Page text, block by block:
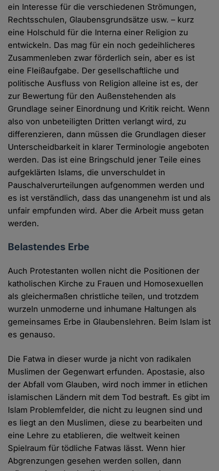
ein Interesse für die verschiedenen Strömungen,
Rechtsschulen, Glaubensgrundsätze usw. – kurz
eine Holschuld für die Interna einer Religion zu
entwickeln. Das mag für ein noch gedeihlicheres
Zusammenleben zwar förderlich sein, aber es ist
eine Fleißaufgabe. Der gesellschaftliche und
politische Ausfluss von Religion alleine ist es, der
zur Bewertung für den Außenstehenden als
Grundlage seiner Einordnung und Kritik reicht. Wenn
also von unbeteiligten Dritten verlangt wird, zu
differenzieren, dann müssen die Grundlagen dieser
Unterscheidbarkeit in klarer Terminologie angeboten
werden. Das ist eine Bringschuld jener Teile eines
aufgeklärten Islams, die unverschuldet in
Pauschalverurteilungen aufgenommen werden und
es ist verständlich, dass das unangenehm ist und als
unfair empfunden wird. Aber die Arbeit muss getan
werden.
Belastendes Erbe
Auch Protestanten wollen nicht die Positionen der
katholischen Kirche zu Frauen und Homosexuellen
als gleichermaßen christliche teilen, und trotzdem
wurzeln unmoderne und inhumane Haltungen als
gemeinsames Erbe in Glaubenslehren. Beim Islam ist
es genauso.
Die Fatwa in dieser wurde ja nicht von radikalen
Muslimen der Gegenwart erfunden. Apostasie, also
der Abfall vom Glauben, wird noch immer in etlichen
islamischen Ländern mit dem Tod bestraft. Es gibt im
Islam Problemfelder, die nicht zu leugnen sind und
es liegt an den Muslimen, diese zu bearbeiten und
eine Lehre zu etablieren, die weltweit keinen
Spielraum für tödliche Fatwas lässt. Wenn hier
Abgrenzungen gesehen werden sollen, dann